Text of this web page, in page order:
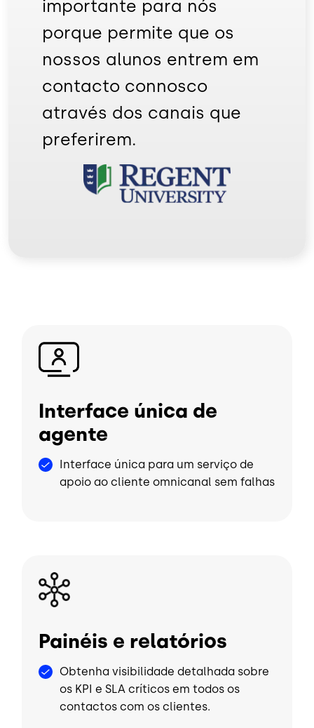
importante para nós
porque permite que os
nossos alunos entrem em
contacto connosco
através dos canais que
preferirem.
Imagem
Imagem
Interface única de
agente
Interface única para um serviço de
apoio ao cliente omnicanal sem falhas
Imagem
Painéis e relatórios
Obtenha visibilidade detalhada sobre
os KPI e SLA críticos em todos os
contactos com os clientes.